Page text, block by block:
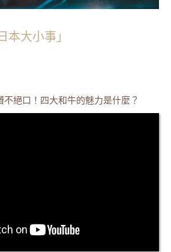
本大小事」
不絕口！四大和牛的魅力是什麼？